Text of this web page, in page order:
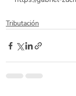
Tributación